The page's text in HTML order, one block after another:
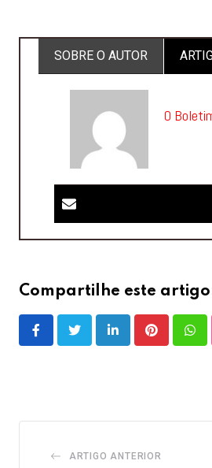
SOBRE O AUTOR
O
Compartilhe este
LinkedInPinterest
ARTIGO ANTERIOR